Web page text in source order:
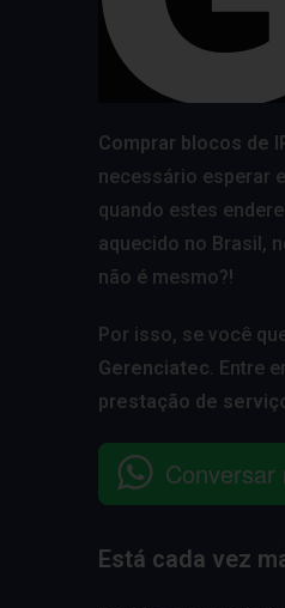
Comprar blocos de
necessário esperar
quando estes
aquecido no Brasil,
não é mesmo?!
Por isso, se você
Gerenciatec . Entre
prestação de
Conversar
Está cada vez